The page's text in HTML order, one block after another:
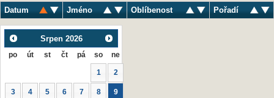
Datum Jméno Oblíbenost Pořadí
Srpen 2026
po út st čt pá so ne
1 2
3 4 5 6 7 8 9